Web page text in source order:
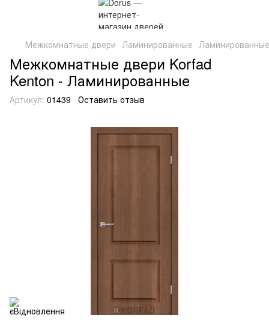
Межкомнатные двери Ламинированные
Межкомнатные двери Korfad
Kenton - Ламинированные
Артикул: 01439 Оставить отзыв